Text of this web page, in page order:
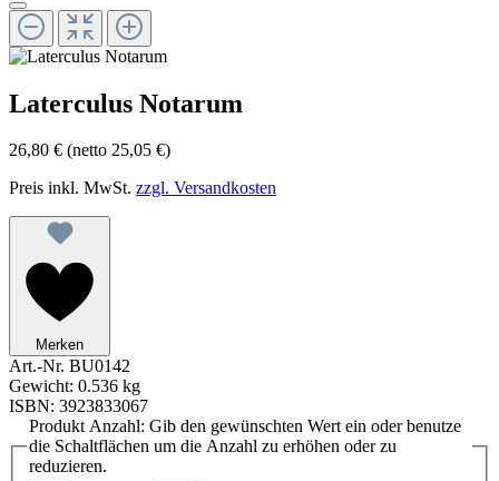
Laterculus Notarum
26,80 € (netto 25,05 €)
Preis inkl. MwSt. zzgl. Versandkosten
Merken
Art.-Nr. BU0142
Gewicht: 0.536 kg
ISBN: 3923833067
Produkt Anzahl: Gib den gewünschten Wert ein oder benutze
die Schaltflächen um die Anzahl zu erhöhen oder zu
reduzieren.